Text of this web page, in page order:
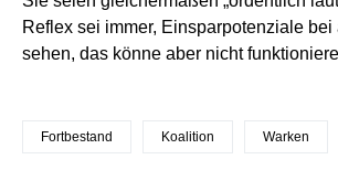
Reflex sei immer, Einsparpotenziale bei
sehen, das könne aber nicht
Fortbestand Koalition Warken